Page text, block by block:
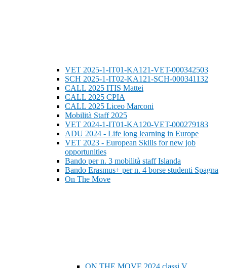
VET 2025-1-IT01-KA121-VET-000342503
SCH 2025-1-IT02-KA121-SCH-000341132
CALL 2025 ITIS Mattei
CALL 2025 CPIA
CALL 2025 Liceo Marconi
Mobilità Staff 2025
VET 2024-1-IT01-KA120-VET-000279183
ADU 2024 - Life long learning in Europe
VET 2023 - European Skills for new job
opportunities
Bando per n. 3 mobilità staff Islanda
Bando Erasmus+ per n. 4 borse studenti Spagna
On The Move